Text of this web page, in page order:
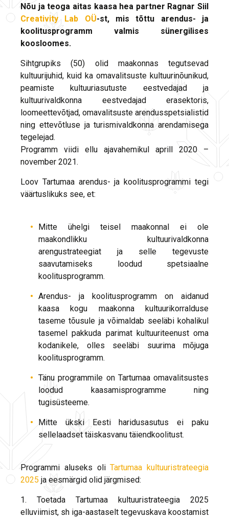
Nõu ja teoga aitas kaasa hea partner Ragnar Siil
Creativity Lab OÜ-st, mis tõttu arendus- ja
koolitusprogramm valmis sünergilises
koosloomes.
Sihtgrupiks (50) olid maakonnas tegutsevad
kultuurijuhid, kuid ka omavalitsuste kultuurinõunikud,
peamiste kultuuriasutuste eestvedajad ja
kultuurivaldkonna eestvedajad erasektoris,
loomeettevõtjad, omavalitsuste arendusspetsialistid
ning ettevõtluse ja turismivaldkonna arendamisega
tegelejad.
Programm viidi ellu ajavahemikul aprill 2020 –
november 2021.
Loov Tartumaa arendus- ja koolitusprogrammi tegi
väärtuslikuks see, et:
Mitte ühelgi teisel maakonnal ei ole
maakondlikku kultuurivaldkonna
arengustrateegiat ja selle tegevuste
saavutamiseks loodud spetsiaalne
koolitusprogramm.
Arendus- ja koolitusprogramm on aidanud
kaasa kogu maakonna kultuurikorralduse
taseme tõusule ja võimaldab seeläbi kohalikul
tasemel pakkuda parimat kultuuriteenust oma
kodanikele, olles seeläbi suurima mõjuga
koolitusprogramm.
Tänu programmile on Tartumaa omavalitsustes
loodud kaasamisprogramme ning
tugisüsteeme.
Mitte ükski Eesti haridusasutus ei paku
sellelaadset täiskasvanu täiendkoolitust.
Programmi aluseks oliTartumaa kultuuristrateegia
2025 ja eesmärgid olid järgmised:
1. Toetada Tartumaa kultuuristrateegia 2025
elluviimist, sh iga-aastaselt tegevuskava koostamist